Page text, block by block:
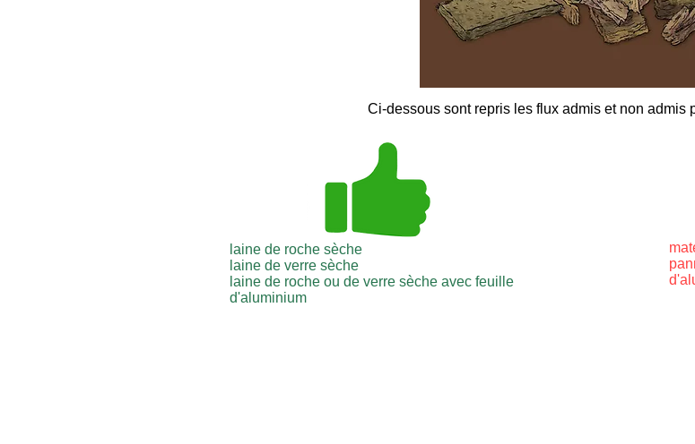
Ci-dessous sont repris les flux admis et non admis
laine de roche sèche
laine de verre sèche
laine de roche ou de verre sèche avec feuille
d'aluminium